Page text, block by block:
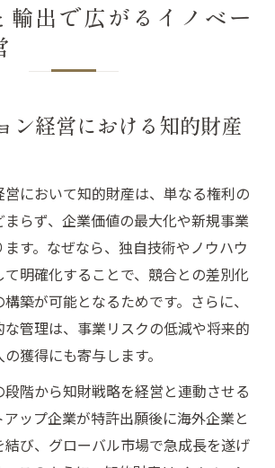
かすイノベーションと知的財産の
場で求められる知的財産戦略の基本
ーション推進へ知的財産知識の重要
に役立つイノベーション知識の整
ション身近な例から学ぶ知識活用
を踏まえたイノベーション知識の
ーション成功事例で理解する知識体
イノベーションの基本要素
ションの三要素を経営でどう活用
輸出で広がるイノベー
ン経営における知的財産
において知的財産は、単なる権利の
らず、企業価値の最大化や新規事業
す。なぜなら、独自技術やノウハウ
明確化することで、競合との差別化
築が可能となるためです。さらに、
管理は、事業リスクの低減や将来的
獲得にも寄与します。
階から知財戦略を経営と連動させる
ップ企業が特許出願後に海外企業と
結び、グローバル市場で急成長を遂げ